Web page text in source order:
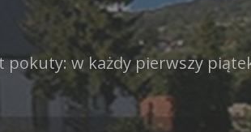
pokuty: w każdy pierwszy